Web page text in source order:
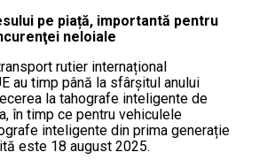
pe piață, importantă pentru
neloiale
rutier internațional
au timp până la sfârșitul anului
la tahografe inteligente de
în timp ce pentru vehiculele
inteligente din prima generație
este 18 august 2025.